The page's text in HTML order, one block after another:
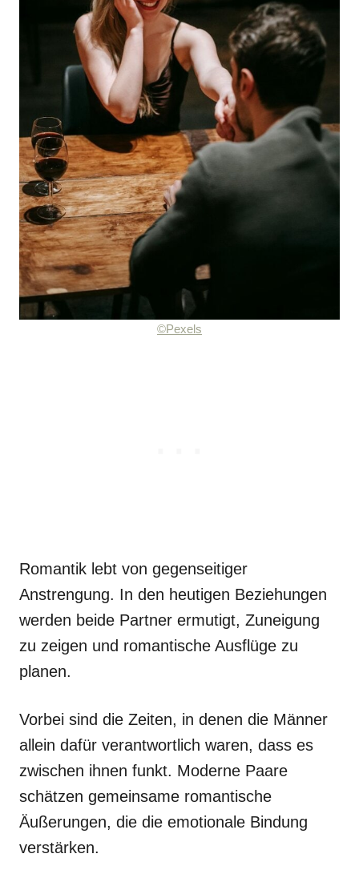
©Pexels
Romantik lebt von gegenseitiger
Anstrengung. In den heutigen Beziehungen
werden beide Partner ermutigt, Zuneigung
zu zeigen und romantische Ausflüge zu
planen.
Vorbei sind die Zeiten, in denen die Männer
allein dafür verantwortlich waren, dass es
zwischen ihnen funkt. Moderne Paare
schätzen gemeinsame romantische
Äußerungen, die die emotionale Bindung
verstärken.